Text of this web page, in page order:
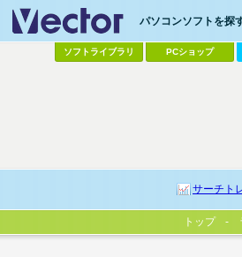
パソコンソフトを探
ソフトライブラリ PCショップ
サーチト
トップ